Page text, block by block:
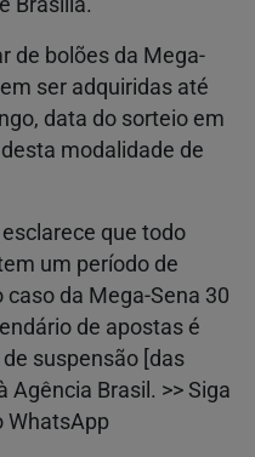
Brasília.
de bolões da Mega-
ser adquiridas até
data do sorteio em
modalidade de
que todo
um período de
da Mega-Sena 30
de apostas é
suspensão [das
Agência Brasil. >> Siga
WhatsApp